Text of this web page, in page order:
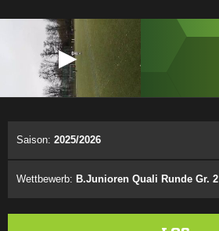
Saison: 2025/2026
Wettbewerb: B.Junioren Quali Runde Gr. 2